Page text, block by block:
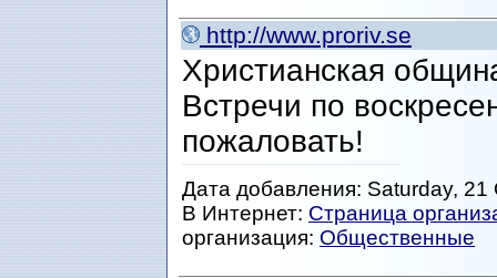
http://www.proriv.se
Христианская
Встречи по
пожаловать!
Дата добавления: Saturday,
В Интернет: Страница
организация: Общественные